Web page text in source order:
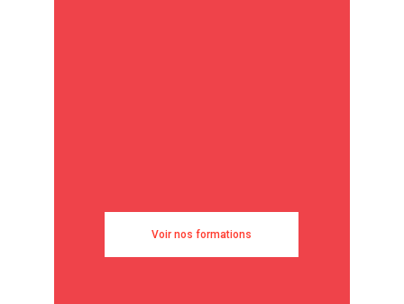
Voir nos formations